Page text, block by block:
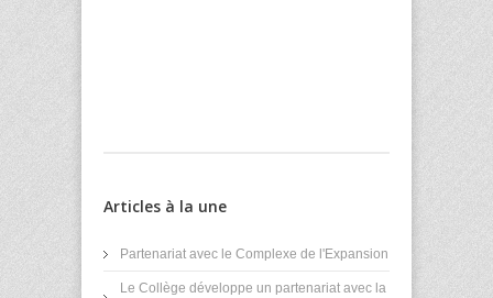
Articles à la une
Partenariat avec le Complexe de l'Expansion
Le Collège développe un partenariat avec la